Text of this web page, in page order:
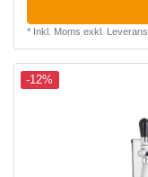
* Inkl. Moms exkl. Leverans
-12%